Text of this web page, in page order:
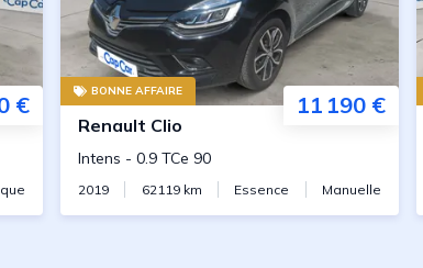
€
BONNE AFFAIRE
11 190 €
Renault Clio
Intens - 0.9 TCe 90
2019 62119km Essence Manuelle